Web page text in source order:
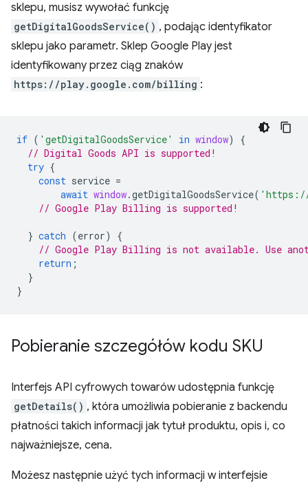
sklepu, musisz wywołać funkcję
getDigitalGoodsService() , podając identyfikator
sklepu jako parametr. Sklep Google Play jest
identyfikowany przez ciąg znaków
https://play.google.com/billing :
if ( 'getDigitalGoodsService' in window)
{
// Digital Goods API is supported!
try {
const service =
await window.getDigitalGoodsService(
// Google Play Billing is supported!
} catch (error)
{
// Google Play Billing is not available. Use
return ;
}
}
Pobieranie szczegółów kodu SKU
Interfejs API cyfrowych towarów udostępnia funkcję
getDetails() , która umożliwia pobieranie z backendu
płatności takich informacji jak tytuł produktu, opis i, co
najważniejsze, cena.
Możesz następnie użyć tych informacji w interfejsie